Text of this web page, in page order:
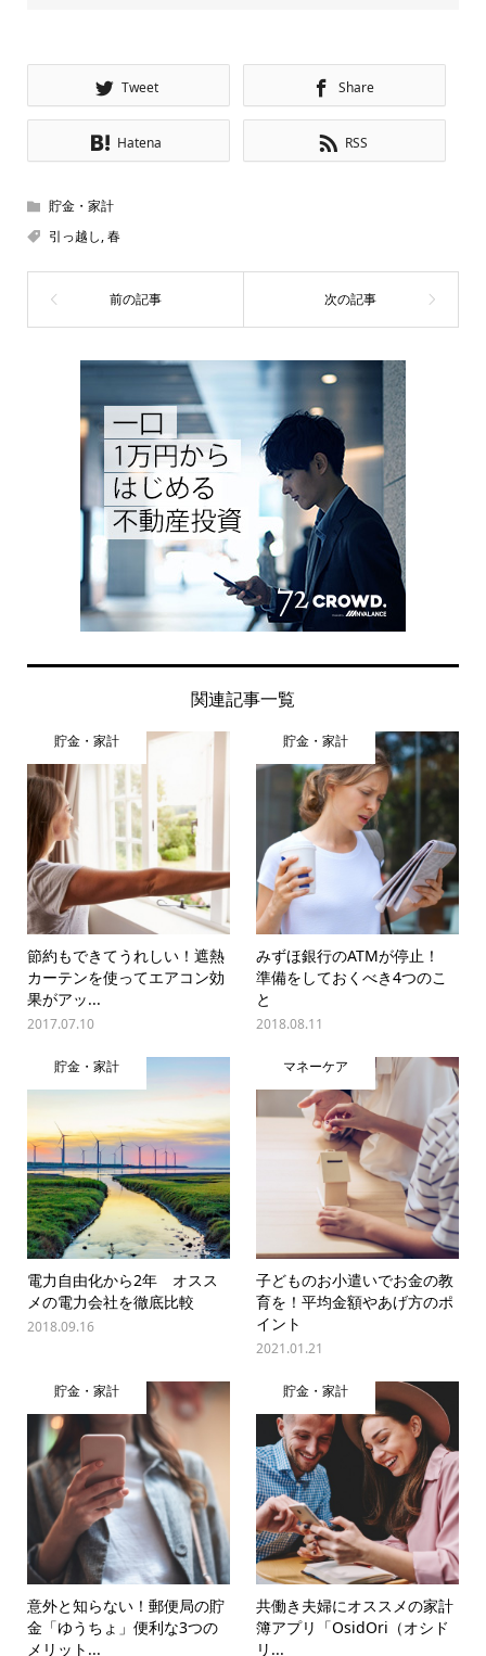
Tweet Share
Hatena RSS
貯金・家計
引っ越し,春
関連記事一覧
貯金・家計
節約もできてうれしい！遮熱
カーテンを使ってエアコン効
果がアッ...
2017.07.10
貯金・家計
みずほ銀行のATMが停止！
準備をしておくべき4つのこ
と
2018.08.11
貯金・家計
電力自由化から2年 オスス
メの電力会社を徹底比較
2018.09.16
マネーケア
子どものお小遣いでお金の教
育を！平均金額やあげ方のポ
イント
2021.01.21
貯金・家計
意外と知らない！郵便局の貯
金「ゆうちょ」便利な3つの
メリット...
貯金・家計
共働き夫婦にオススメの家計
簿アプリ「OsidOri（オシド
リ...